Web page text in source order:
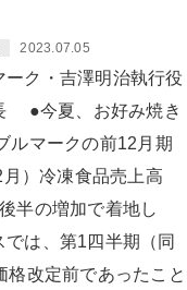
2023.07.05
ク・吉澤明治執行役
●今夏、お好み焼き
マークの前12月期
）冷凍食品売上高
半の増加で着地し
は、第1四半期（同
格改定前であったこと